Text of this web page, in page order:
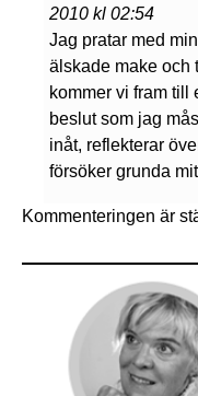
2010 kl 02:54
Jag pratar med
älskade make och
kommer vi fram till
beslut som jag
inåt, reflekterar
försöker grunda
Kommenteringen är